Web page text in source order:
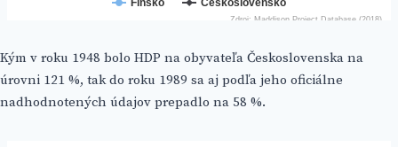
Kým v roku 1948 bolo HDP na obyvateľa Československa na
úrovni 121 %, tak do roku 1989 sa aj podľa jeho oficiálne
nadhodnotených údajov prepadlo na 58 %.